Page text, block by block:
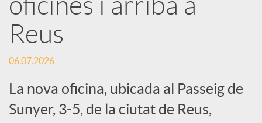
x
e
s
Reus
06.07.2026
La nova oficina, ubicada al Passeig de
Sunyer, 3-5, de la ciutat de Reus,